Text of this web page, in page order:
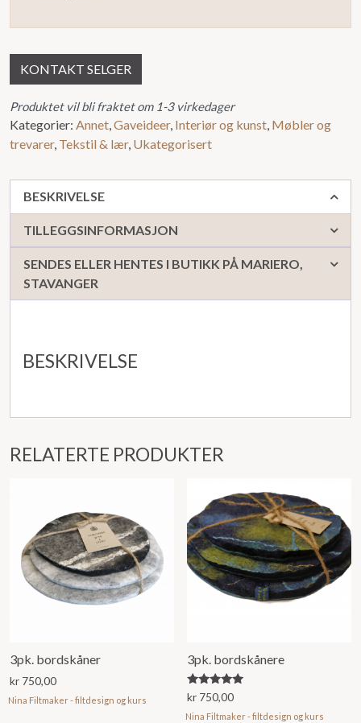
KONTAKT SELGER
Produktet vil bli fraktet om 1-3 virkedager
Kategorier: Annet Gaveideer, Interiør og kunst Møbler og
trevarer, Tekstil & lær, Ukategorisert
BESKRIVELSE
TILLEGGSINFORMASJON
SENDES ELLER HENTES I BUTIKK PÅ MARIERO,
STAVANGER
BESKRIVELSE
RELATERTE PRODUKTER
3pk. bordskåner
kr 750,00
Nina Filtmaker - filtdesign og kurs
3pk. bordskånere
Vurdert
5.00
av 5
kr 750,00
Nina Filtmaker - filtdesign og kurs